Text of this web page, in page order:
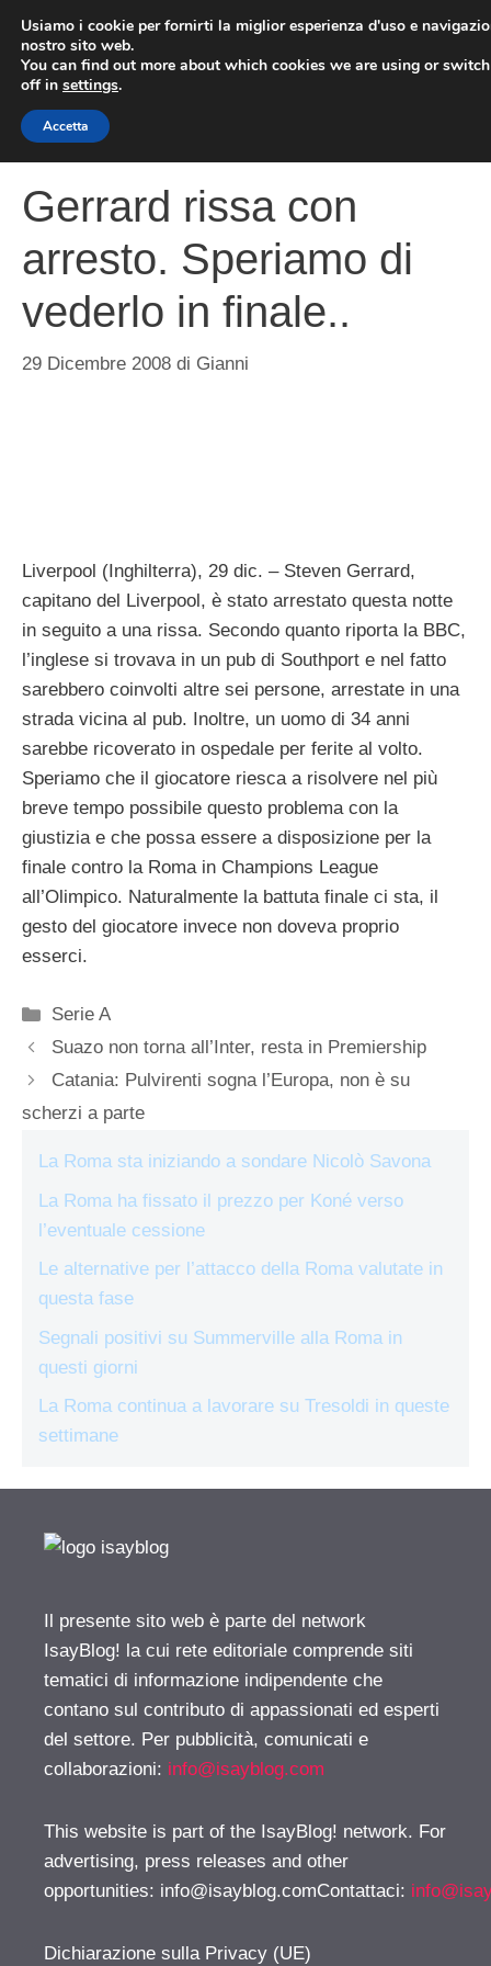
contenuto
Gerrard rissa con
arresto. Speriamo di
vederlo in finale..
29 Dicembre 2008 di Gianni
Liverpool (Inghilterra), 29 dic. – Steven Gerrard,
capitano del Liverpool, è stato arrestato questa notte
in seguito a una rissa. Secondo quanto riporta la BBC,
l’inglese si trovava in un pub di Southport e nel fatto
sarebbero coinvolti altre sei persone, arrestate in una
strada vicina al pub. Inoltre, un uomo di 34 anni
sarebbe ricoverato in ospedale per ferite al volto.
Speriamo che il giocatore riesca a risolvere nel più
breve tempo possibile questo problema con la
giustizia e che possa essere a disposizione per la
finale contro la Roma in Champions League
all’Olimpico. Naturalmente la battuta finale ci sta, il
gesto del giocatore invece non doveva proprio
esserci.
Categorie
Serie A
Suazo non torna all’Inter, resta in Premiership
Catania: Pulvirenti sogna l’Europa, non è su
scherzi a parte
La Roma sta iniziando a sondare Nicolò Savona
La Roma ha fissato il prezzo per Koné verso
l’eventuale cessione
Le alternative per l’attacco della Roma valutate in
questa fase
Segnali positivi su Summerville alla Roma in
questi giorni
La Roma continua a lavorare su Tresoldi in queste
settimane
Il presente sito web è parte del network
IsayBlog! la cui rete editoriale comprende siti
tematici di informazione indipendente che
contano sul contributo di appassionati ed esperti
del settore. Per pubblicità, comunicati e
collaborazioni: info@isayblog.com
This website is part of the IsayBlog! network. For
advertising, press releases and other
opportunities: info@isayblog.comContattaci:
Dichiarazione sulla Privacy (UE)
Usiamo i cookie per fornirti la miglior esperienza d'uso e
nostro sito web.
You can find out more about which cookies we are using or
off in settings.
Accetta